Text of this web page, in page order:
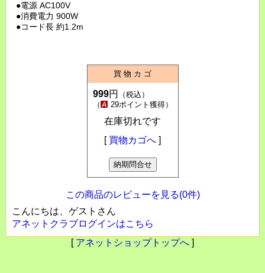
●電源 AC100V
●消費電力 900W
●コード長 約1.2m
買 物 カ ゴ
999円
（税込）
（
29ポイント獲得）
在庫切れです
[ 買物カゴへ ]
この商品のレビューを見る(0件)
こんにちは、ゲストさん
アネットクラブログインはこちら
[ アネットショップトップへ ]